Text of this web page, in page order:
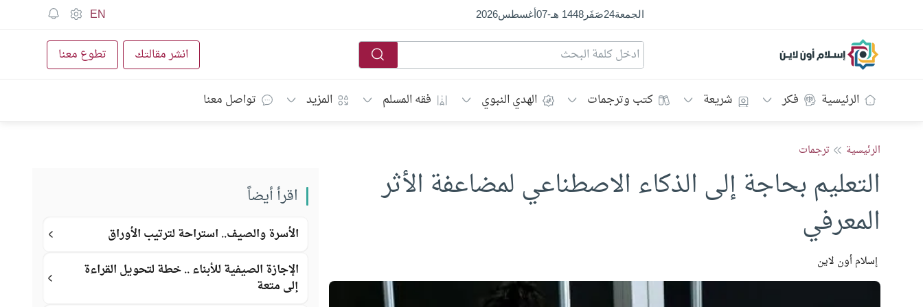
الجمعة24صَفَر1448 هـ -
07أغسطس2026
EN
إسلام أون لاين انشر مقالتك تطوع معنا
الرئيسية فكر شريعة كتب وترجمات الهدي النبوي فقه المسلم المزيد تواصل معنا
الرئيسية ترجمات
التعليم بحاجة إلى الذكاء الاصطناعي لمضاعفة الأثر
المعرفي
إسلام أون لاين
اقرأ أيضاً
الأسرة والصيف.. استراحة لترتيب الأوراق
الإجازة الصيفية للأبناء .. خطة لتحويل القراءة
إلى متعة